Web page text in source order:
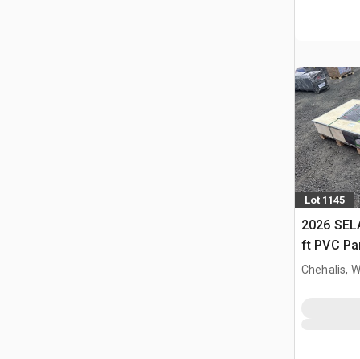
Lot 1145
2026
ft PVC
Chehalis,